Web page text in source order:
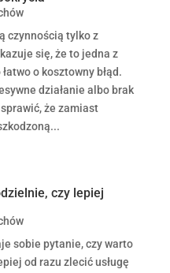
czynnością tylko z
się, że to jedna z
o kosztowny błąd.
działanie albo brak
że zamiast
czy lepiej
sobie pytanie, czy warto
od razu zlecić usługę